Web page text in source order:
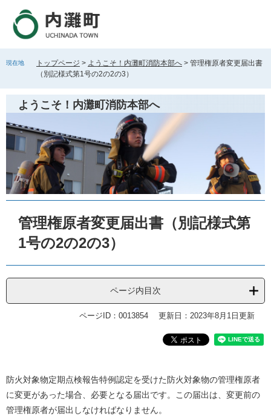
す
し
本
文
現在地 トップページ > ようこそ！内灘町消防本部へ > 管理権原者変更届出書
（別記様式第1号の2の2の3）
ようこそ！内灘町消防本部へ
管理権原者変更届出書（別記様式第
1号の2の2の3）
ページ内目次
ページID：0013854 更新日：2023年8月1日更新
防火対象物定期点検報告特例認定を受けた防火対象物の管理権原者
に変更があった場合、必要となる届出です。この届出は、変更前の
管理権原者が届出しなければなりません。